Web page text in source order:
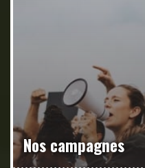
Nos campagnes